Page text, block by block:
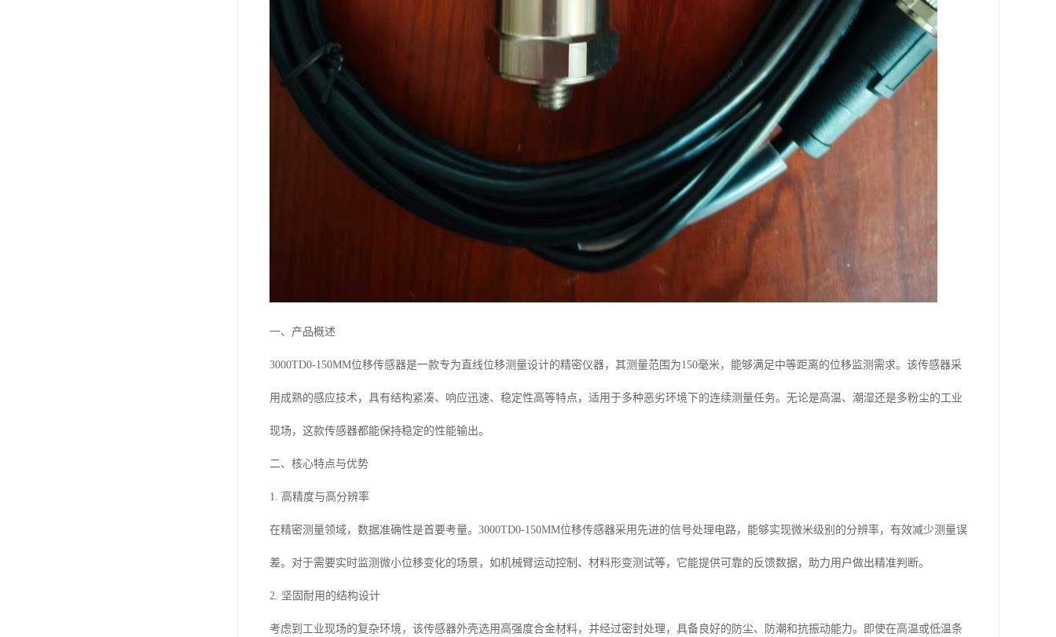
一、产品概述
3000TD0-150MM位移传感器是一款专为直线位移测量设计的精密仪器，其测量范围为150毫米，能够满足中等距离的位移监测需求。该传感器采
用成熟的感应技术，具有结构紧凑、响应迅速、稳定性高等特点，适用于多种恶劣环境下的连续测量任务。无论是高温、潮湿还是多粉尘的工业
现场，这款传感器都能保持稳定的性能输出。
二、核心特点与优势
1. 高精度与高分辨率
在精密测量领域，数据准确性是首要考量。3000TD0-150MM位移传感器采用先进的信号处理电路，能够实现微米级别的分辨率，有效减少测量误
差。对于需要实时监测微小位移变化的场景，如机械臂运动控制、材料形变测试等，它能提供可靠的反馈数据，助力用户做出精准判断。
2. 坚固耐用的结构设计
考虑到工业现场的复杂环境，该传感器外壳选用高强度合金材料，并经过密封处理，具备良好的防尘、防潮和抗振动能力。即使在高温或低温条